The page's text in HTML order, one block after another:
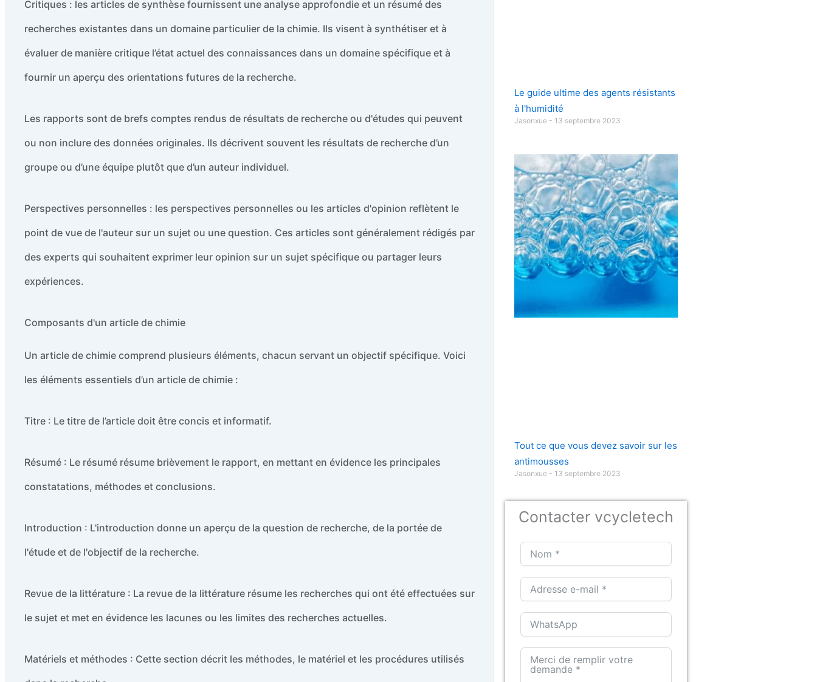
Critiques : les articles de synthèse fournissent une analyse approfondie et un résumé des
recherches existantes dans un domaine particulier de la chimie. Ils visent à synthétiser et à
évaluer de manière critique l’état actuel des connaissances dans un domaine spécifique et à
fournir un aperçu des orientations futures de la recherche.
Les rapports sont de brefs comptes rendus de résultats de recherche ou d'études qui peuvent
ou non inclure des données originales. Ils décrivent souvent les résultats de recherche d’un
groupe ou d’une équipe plutôt que d’un auteur individuel.
Perspectives personnelles : les perspectives personnelles ou les articles d'opinion reflètent le
point de vue de l'auteur sur un sujet ou une question. Ces articles sont généralement rédigés par
des experts qui souhaitent exprimer leur opinion sur un sujet spécifique ou partager leurs
expériences.
Composants d'un article de chimie
Un article de chimie comprend plusieurs éléments, chacun servant un objectif spécifique. Voici
les éléments essentiels d’un article de chimie :
Titre : Le titre de l’article doit être concis et informatif.
Résumé : Le résumé résume brièvement le rapport, en mettant en évidence les principales
constatations, méthodes et conclusions.
Introduction : L'introduction donne un aperçu de la question de recherche, de la portée de
l'étude et de l'objectif de la recherche.
Revue de la littérature : La revue de la littérature résume les recherches qui ont été effectuées sur
le sujet et met en évidence les lacunes ou les limites des recherches actuelles.
Matériels et méthodes : Cette section décrit les méthodes, le matériel et les procédures utilisés
Le guide ultime des agents résistants
à l'humidité
Jasonxue 13 septembre 2023
Tout ce que vous devez savoir sur les
antimousses
Jasonxue 13 septembre 2023
Contacter vcycletech